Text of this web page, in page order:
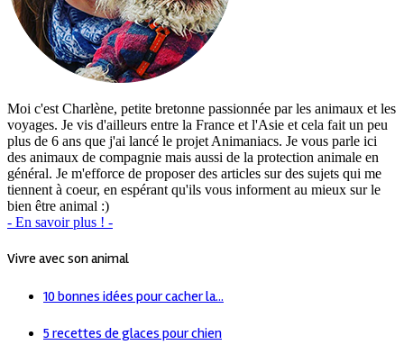
Moi c'est Charlène, petite bretonne passionnée par les animaux et les
voyages. Je vis d'ailleurs entre la France et l'Asie et cela fait un peu
plus de 6 ans que j'ai lancé le projet Animaniacs. Je vous parle ici
des animaux de compagnie mais aussi de la protection animale en
général. Je m'efforce de proposer des articles sur des sujets qui me
tiennent à coeur, en espérant qu'ils vous informent au mieux sur le
bien être animal :)
- En savoir plus ! -
Vivre avec son animal
10 bonnes idées pour cacher la...
5 recettes de glaces pour chien